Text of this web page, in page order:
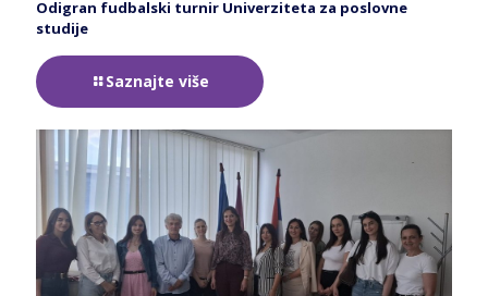
Odigran fudbalski turnir Univerziteta za poslovne
studije
Saznajte više